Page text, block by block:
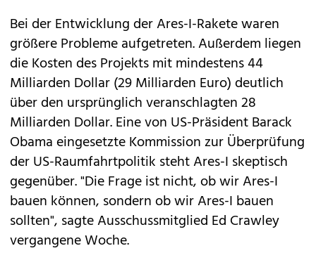
Bei der Entwicklung der Ares-I-Rakete waren
größere Probleme aufgetreten. Außerdem liegen
die Kosten des Projekts mit mindestens 44
Milliarden Dollar (29 Milliarden Euro) deutlich
über den ursprünglich veranschlagten 28
Milliarden Dollar. Eine von US-Präsident Barack
Obama eingesetzte Kommission zur Überprüfung
der US-Raumfahrtpolitik steht Ares-I skeptisch
gegenüber. "Die Frage ist nicht, ob wir Ares-I
bauen können, sondern ob wir Ares-I bauen
sollten", sagte Ausschussmitglied Ed Crawley
vergangene Woche.